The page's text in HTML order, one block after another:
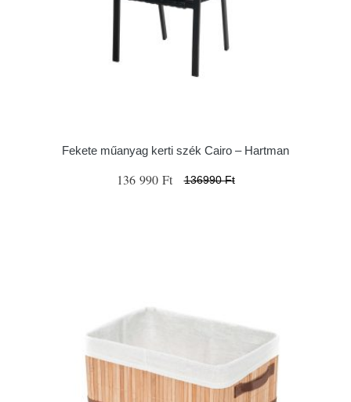
Fekete műanyag kerti szék Cairo – Hartman
136 990 Ft 136990 Ft